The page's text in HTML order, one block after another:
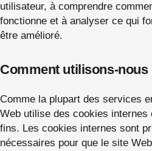
utilisateur, à comprendre
fonctionne et à analyser ce qui
être amélioré.
Comment utilisons-nous
Comme la plupart des services
Web utilise des cookies internes
fins. Les cookies internes sont
nécessaires pour que le site